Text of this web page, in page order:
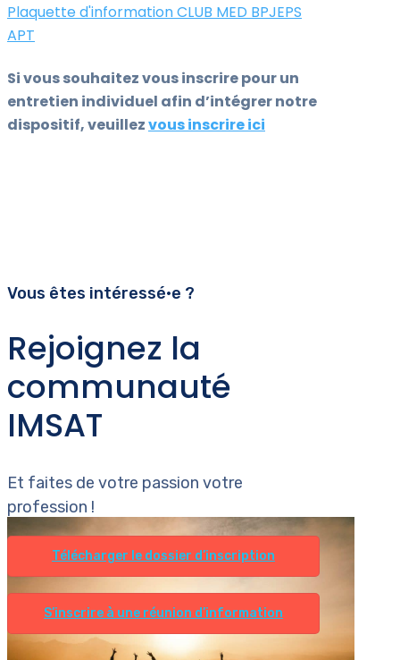
Plaquette d'information CLUB MED BPJEPS
APT
Si vous souhaitez vous inscrire pour un
entretien individuel afin d’intégrer notre
dispositif, veuillezvous inscrire ici
Vous êtes intéressé•e ?
Rejoignez la
communauté
IMSAT
Et faites de votre passion votre
profession !
Télécharger le dossier d’inscription
S’inscrire à une réunion d’information